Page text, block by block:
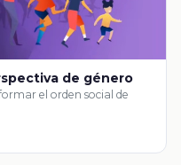
de género
el orden social de